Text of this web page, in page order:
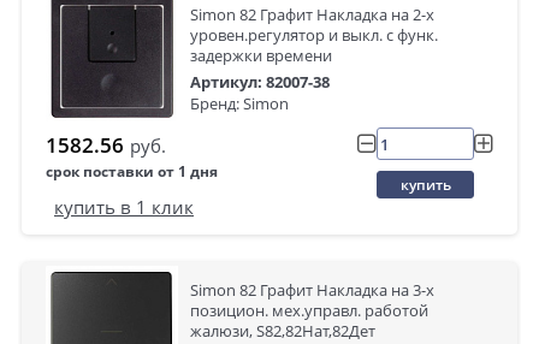
Simon 82 Графит Накладка на 2-х
уровен.регулятор и выкл. с функ.
задержки времени
Артикул: 82007-38
Бренд: Simon
1582.56 руб.
срок поставки от 1 дня
купить
купить в 1 клик
Simon 82 Графит Накладка на 3-х
позицион. мех.управл. работой
жалюзи, S82,82Нат,82Дет